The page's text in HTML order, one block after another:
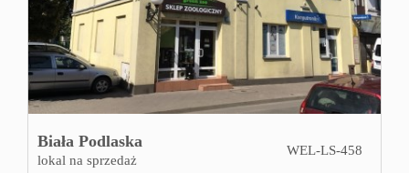
Biała Podlaska
lokal na sprzedaż
WEL-LS-458